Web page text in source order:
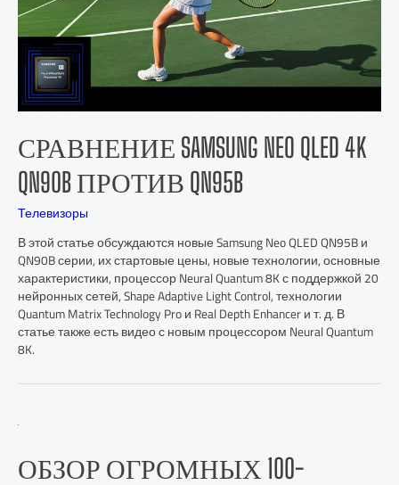
СРАВНЕНИЕ SAMSUNG NEO QLED 4K
QN90B ПРОТИВ QN95B
Телевизоры
В этой статье обсуждаются новые Samsung Neo QLED QN95B и
QN90B серии, их стартовые цены, новые технологии, основные
характеристики, процессор Neural Quantum 8K с поддержкой 20
нейронных сетей, Shape Adaptive Light Control, технологии
Quantum Matrix Technology Pro и Real Depth Enhancer и т. д. В
статье также есть видео с новым процессором Neural Quantum
8K.
ОБЗОР ОГРОМНЫХ 100-